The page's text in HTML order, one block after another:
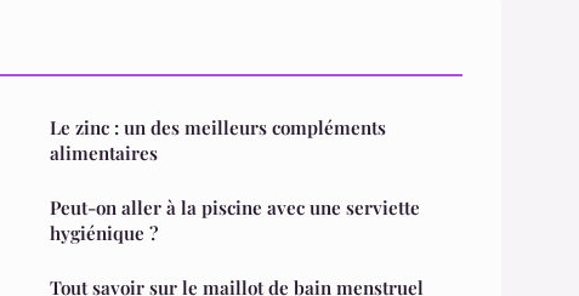
Le zinc : un des meilleurs compléments
alimentaires
Peut-on aller à la piscine avec une serviette
hygiénique ?
Tout savoir sur le maillot de bain menstruel